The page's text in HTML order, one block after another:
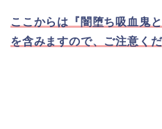
ここからは『闇堕ち吸血鬼
を含みますので、ご注意くだ